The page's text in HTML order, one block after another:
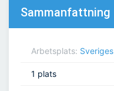
Sammanfattning
Arbetsplats:
1 plats